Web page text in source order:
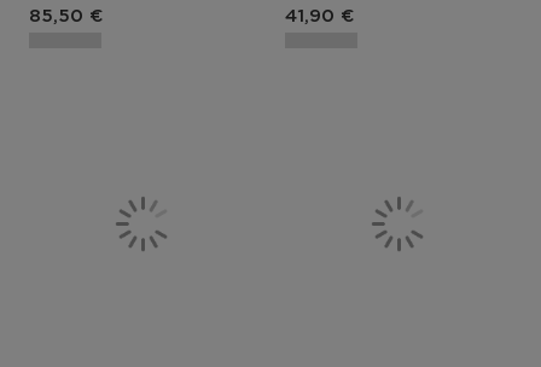
Prix du produit
85,50 € Prix du produit
41,90 €